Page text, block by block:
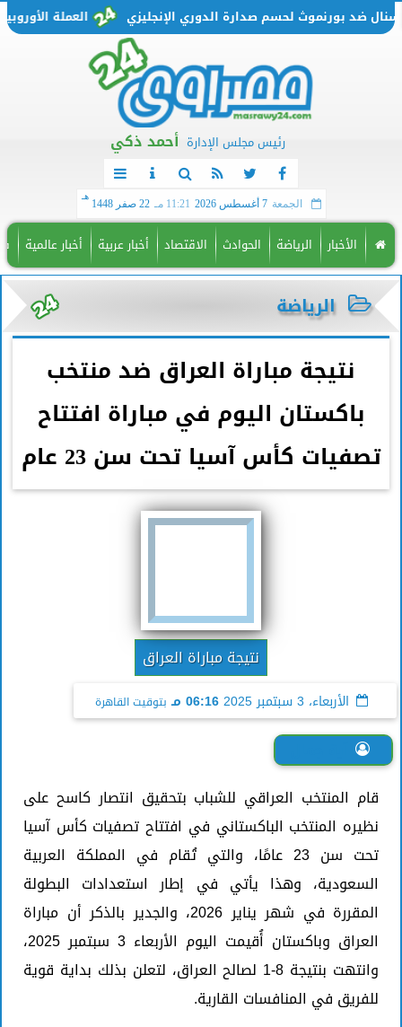
العملة الأوروبية تتحرك من ضد بورنموث لحسم صدارة الدوري الإنجليزي
رئيس مجلس الإدارة أحمد ذكي
الجمعة 7 أغسطس 2026 11:21 مـ 22 صفر 1448
هـ
الأخبار الرياضة الحوادث الاقتصاد أخبار عربية أخبار عالمية
الرياضة
نتيجة مباراة العراق ضد منتخب
باكستان اليوم في مباراة افتتاح
تصفيات كأس آسيا تحت سن 23 عام
نتيجة مباراة العراق
الأربعاء، 3 سبتمبر 2025 06:16 مـ بتوقيت القاهرة
قام المنتخب العراقي للشباب بتحقيق انتصار كاسح على
نظيره المنتخب الباكستاني في افتتاح تصفيات كأس آسيا
تحت سن 23 عامًا، والتي تُقام في المملكة العربية
السعودية، وهذا يأتي في إطار استعدادات البطولة
المقررة في شهر يناير 2026، والجدير بالذكر أن مباراة
العراق وباكستان أُقيمت اليوم الأربعاء 3 سبتمبر 2025،
وانتهت بنتيجة 8-1 لصالح العراق، لتعلن بذلك بداية قوية
للفريق في المنافسات القارية.